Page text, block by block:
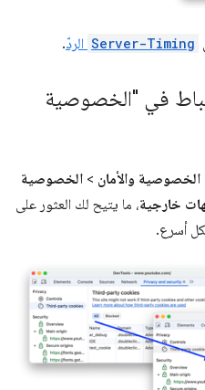
Server-Timing الردّ.
في "الخصوصية
الخصوصية والأمان > الخصوصية
خارجية، ما يتيح لك العثور على
أسرع.